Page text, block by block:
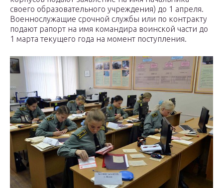
своего образовательного учреждения) до 1 апреля.
Военнослужащие срочной службы или по контракту
подают рапорт на имя командира воинской части до
1 марта текущего года на момент поступления.